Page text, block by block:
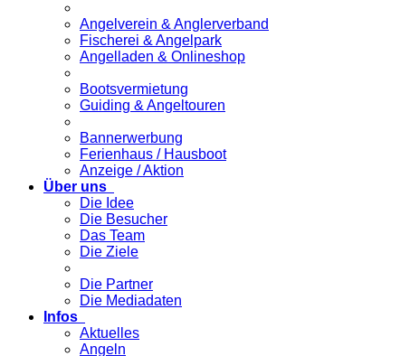
Angelverein & Anglerverband
Fischerei & Angelpark
Angelladen & Onlineshop
Bootsvermietung
Guiding & Angeltouren
Bannerwerbung
Ferienhaus / Hausboot
Anzeige / Aktion
Über uns
Die Idee
Die Besucher
Das Team
Die Ziele
Die Partner
Die Mediadaten
Infos
Aktuelles
Angeln